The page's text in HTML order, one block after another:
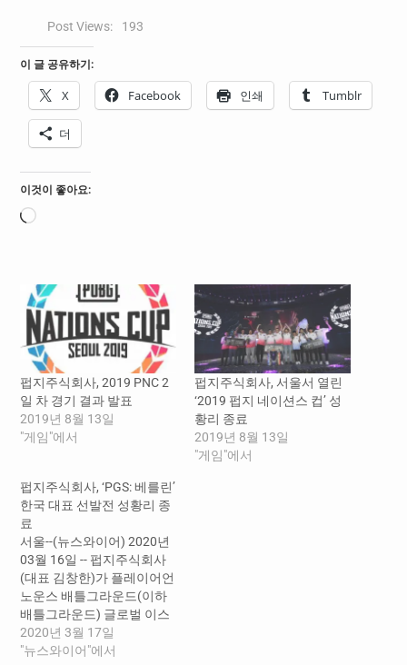
Post Views: 193
이 글 공유하기:
X Facebook 인쇄 Tumblr
더
이것이 좋아요:
로
펍지주식회사, 2019 PNC 2
일 차 경기 결과 발표
2019년 8월 13일
"게임"에서
펍지주식회사, 서울서 열린
‘2019 펍지 네이션스 컵’ 성
황리 종료
2019년 8월 13일
"게임"에서
펍지주식회사, ‘PGS: 베를린’
한국 대표 선발전 성황리 종
료
서울--(뉴스와이어) 2020년
03월 16일 -- 펍지주식회사
(대표 김창한)가 플레이어언
노운스 배틀그라운드(이하
배틀그라운드) 글로벌 이스
포츠 대회 ‘PGS(PUBG
Global Series, 펍지 글로벌
2020년 3월 17일
"뉴스와이어"에서